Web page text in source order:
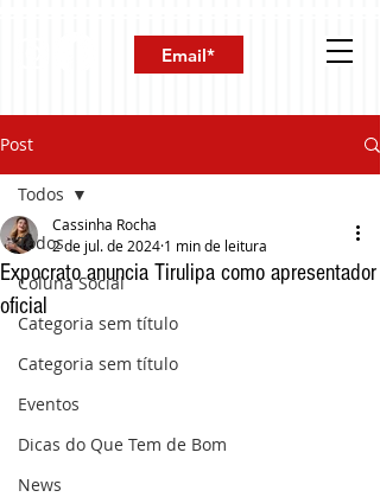
Post
Todos
Coluna Social
Categoria sem título
Categoria sem título
Eventos
Dicas do Que Tem de Bom
News
Todos
Expocrato anuncia Tirulipa como apresentador
oficial
Cassinha Rocha
2 de jul. de 2024 1 min de leitura